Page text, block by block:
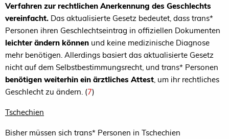
Verfahren zur rechtlichen Anerkennung des Geschlechts
vereinfacht. Das aktualisierte Gesetz bedeutet, dass trans*
Personen ihren Geschlechtseintrag in offiziellen Dokumenten
leichter ändern können und keine medizinische Diagnose
mehr benötigen. Allerdings basiert das aktualisierte Gesetz
nicht auf dem Selbstbestimmungsrecht, und trans* Personen
benötigen weiterhin ein ärztliches Attest, um ihr rechtliches
Geschlecht zu ändern. (7)
Tschechien
Bisher müssen sich trans* Personen in Tschechien